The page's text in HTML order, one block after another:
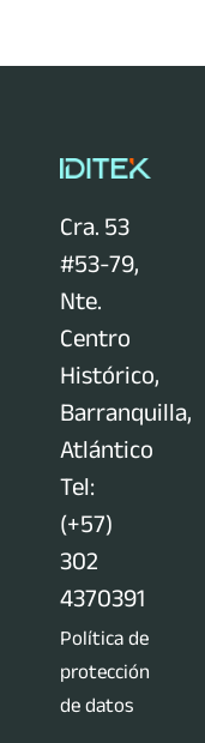
Cra. 53
#53-79,
Nte.
Centro
Histórico,
Barranquilla,
Atlántico
Tel:
(+57)
302
4370391
Política de
protección
de datos